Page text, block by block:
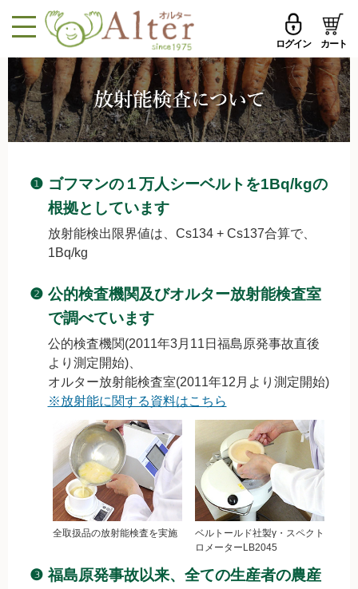
ログイン カート
メールアドレス
パスワード
メールアドレスを保存する
初めての方へ
新規一般会員登録
MENU
トップページへ戻る
品ものカテゴリ
お試しセット
今週の新登場
果物
無農薬米・雑穀
無農薬豆
パン・蜂蜜・ジャム他
国産大豆の加工品
たまご・乳製品
水産品
❶ ゴフマンの１万人シーベルトを1Bq/kgの
根拠としています
放射能検出限界値は、Cs134 + Cs137合算で、
1Bq/kg
❷ 公的検査機関及びオルター放射能検査室
で調べています
公的検査機関(2011年3月11日福島原発事故直後
より測定開始)、
オルター放射能検査室(2011年12月より測定開始)
※放射能に関する資料はこちら
全取扱品の放射能検査を実施
ベルトールド社製γ・スペクト
ロメーターLB2045
❸ 福島原発事故以来、全ての生産者の農産